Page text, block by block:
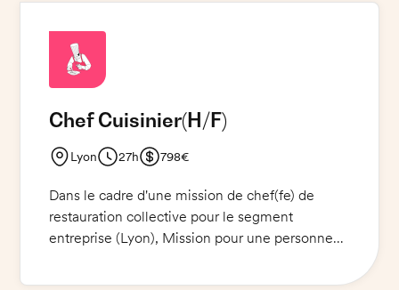
Chef Cuisinier(H/F)
Lyon 27h 798€
Dans le cadre d'une mission de chef(fe) de
restauration collective pour le segment
entreprise (Lyon), Mission pour une personne
clients. Ce profil/e devra mettre en œuvre ses